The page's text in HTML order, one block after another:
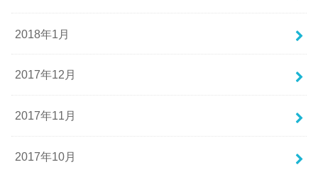
2018年1月
2017年12月
2017年11月
2017年10月